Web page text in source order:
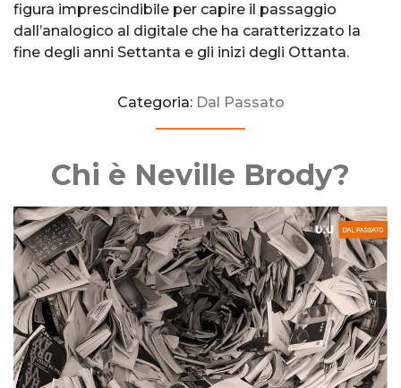
figura imprescindibile per capire il passaggio
dall’analogico al digitale che ha caratterizzato la
fine degli anni Settanta e gli inizi degli Ottanta.
Categoria: Dal Passato
Chi è Neville Brody?